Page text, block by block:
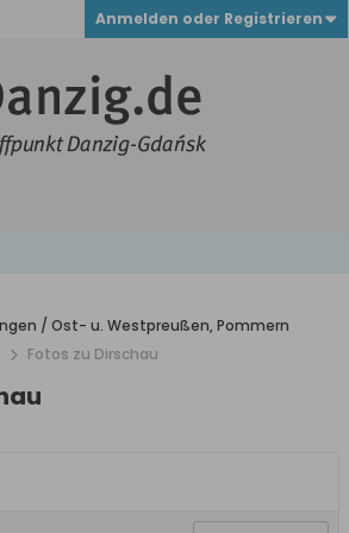
Anmelden oder Registrieren
/ Ost- u. Westpreußen, Pommern
Fotos zu Dirschau